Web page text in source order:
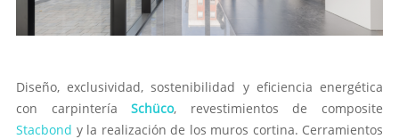
Diseño, exclusividad, sostenibilidad y eficiencia energética
con carpinteríaSchüco, revestimientos de composite
Stacbond y la realización de los muros cortina. Cerramientos